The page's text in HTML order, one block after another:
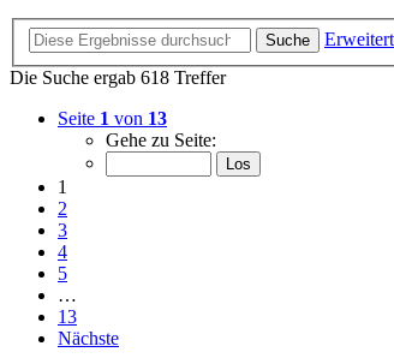
Suche
Die Suche ergab 618 Treffer
Seite 1 von 13
Gehe zu Seite:
1
2
3
4
5
…
13
Nächste